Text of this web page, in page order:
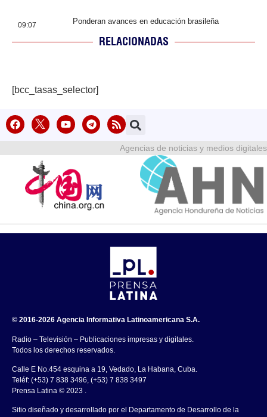
09:07 Ponderan avances en educación brasileña
RELACIONADAS
[bcc_tasas_selector]
Agencias de noticias y medios digitales
© 2016-2026 Agencia Informativa Latinoamericana S.A.
Radio – Televisión – Publicaciones impresas y digitales.
Todos los derechos reservados.
Calle E No.454 esquina a 19, Vedado, La Habana, Cuba.
Teléf: (+53) 7 838 3496, (+53) 7 838 3497
Prensa Latina © 2023 .
Sitio diseñado y desarrollado por el Departamento de Desarrollo de la